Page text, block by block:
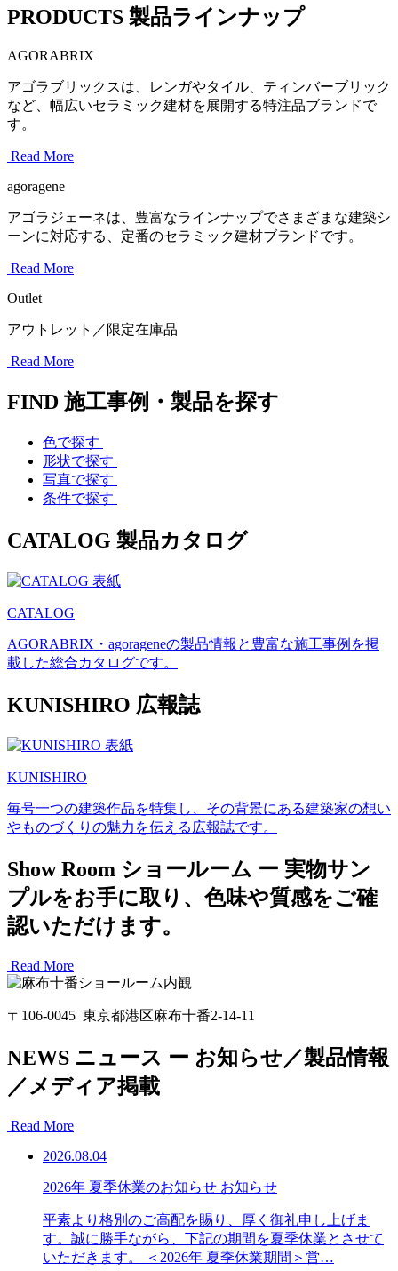
PRODUCTS 製品ラインナップ
AGORABRIX
アゴラブリックスは、レンガやタイル、ティンバーブリック
など、幅広いセラミック建材を展開する特注品ブランドで
す。
Read More
agoragene
アゴラジェーネは、豊富なラインナップでさまざまな建築シ
ーンに対応する、定番のセラミック建材ブランドです。
Read More
Outlet
アウトレット／限定在庫品
Read More
FIND 施工事例・製品を探す
色で探す
形状で探す
写真で探す
条件で探す
CATALOG 製品カタログ
CATALOG
AGORABRIX・agorageneの製品情報と豊富な施工事例を掲
載した総合カタログです。
KUNISHIRO 広報誌
KUNISHIRO
毎号一つの建築作品を特集し、その背景にある建築家の想い
やものづくりの魅力を伝える広報誌です。
Show Room ショールーム ー 実物サン
プルをお手に取り、色味や質感をご確
認いただけます。
Read More
〒106-0045 東京都港区麻布十番2-14-11
NEWS ニュース ー お知らせ／製品情報
／メディア掲載
Read More
2026.08.04
2026年 夏季休業のお知らせ お知らせ
平素より格別のご高配を賜り、厚く御礼申し上げま
す。誠に勝手ながら、下記の期間を夏季休業とさせて
いただきます。 ＜2026年 夏季休業期間＞営…